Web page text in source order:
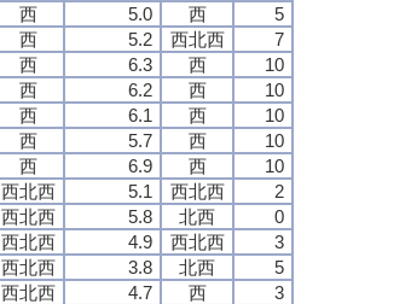
西 5.0 西
5
西 5.2 西北西
7
西 6.3 西
10
西 6.2 西
10
西 6.1 西
10
西 5.7 西
10
西 6.9 西
10
西北西 5.1 西北西
2
西北西 5.8 北西
0
西北西 4.9 西北西
3
西北西 3.8 北西
5
西北西 4.7 西
3